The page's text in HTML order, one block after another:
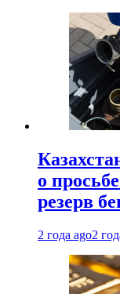
о
резерв
2 года ago2